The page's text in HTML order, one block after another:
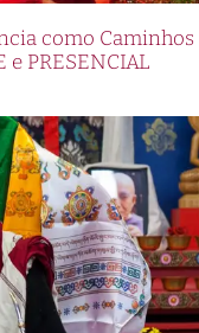
como Caminhos
PRESENCIAL